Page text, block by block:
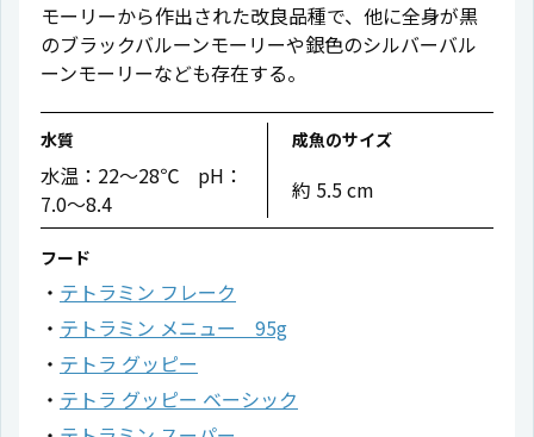
モーリーから作出された改良品種で、他に全身が黒
のブラックバルーンモーリーや銀色のシルバーバル
ーンモーリーなども存在する。
水質
水温：22〜28℃ pH：
7.0〜8.4
成魚のサイズ
約 5.5 cm
フード
テトラミン フレーク
テトラミン メニュー 95g
テトラ グッピー
テトラ グッピー ベーシック